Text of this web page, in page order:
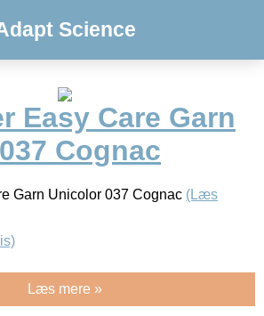
Science
Easy Care Garn
Cognac
Garn Unicolor 037 Cognac (Læs
Læs mere »